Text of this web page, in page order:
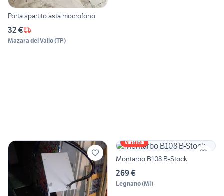
Porta spartito asta mocrofono
32 €
Mazara del Vallo(TP)
Vetrina
Montarbo B108 B-Stock
269 €
Legnano(MI)